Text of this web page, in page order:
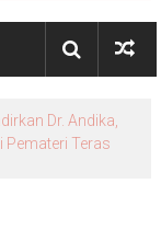
Dr. Andika,
Teras